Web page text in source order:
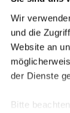
Wir
und die
Website an
der Dienste
Bitte
gilt allen